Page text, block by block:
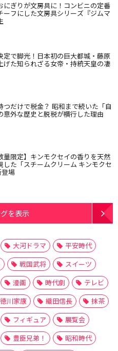
にぎりが文房具に！コンビニの定番
ーフにした文房具シリーズ『ジムマ
定で脚光！日本初の巨大都城・藤原
げた知られざる女帝・持統天皇の凄
つだけで税金？ 昭和まで続いた「自
意外な歴史と脱税が横行した理由
量限定】キンモクセイの香りを天然
した「スチームクリーム キンモクセ
場
を表示
大河ドラマ
平安時代
戦国武将
スイーツ
漫画 時代劇
テレビ
徳川家康 織田信長
抹茶
フィギュア
展覧会
豊臣兄弟！
昭和時代